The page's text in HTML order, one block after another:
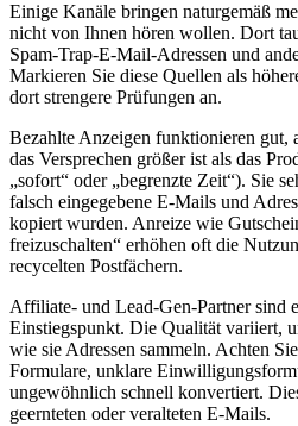
Einige Kanäle bringen naturgemäß
nicht von Ihnen hören wollen. Dort
Spam‑Trap‑E‑Mail‑Adressen und
Markieren Sie diese Quellen als
dort strengere Prüfungen an.
Bezahlte Anzeigen funktionieren gut,
das Versprechen größer ist als das
„sofort“ oder „begrenzte Zeit“). Sie
falsch eingegebene E‑Mails und
kopiert wurden. Anreize wie
freizuschalten“ erhöhen oft die
recycelten Postfächern.
Affiliate‑ und Lead‑Gen‑Partner sind
Einstiegspunkt. Die Qualität variiert,
wie sie Adressen sammeln. Achten
Formulare, unklare
ungewöhnlich schnell konvertiert.
geernteten oder veralteten E‑Mails.